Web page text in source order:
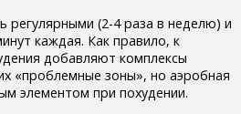
(2-4 раза в неделю) и
каждая. Как правило, к
добавляют комплексы
«проблемные зоны», но аэробная
элементом при похудении.